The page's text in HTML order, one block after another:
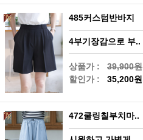
485커스텀반바지
4부기장감으로 부..
상품가 : 39,900원
할인가 : 35,200원
472쿨링칠부치마..